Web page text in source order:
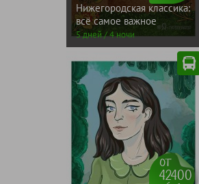
Нижегородская классика:
всё самое важное
5 дней / 4 ночи
от
42400